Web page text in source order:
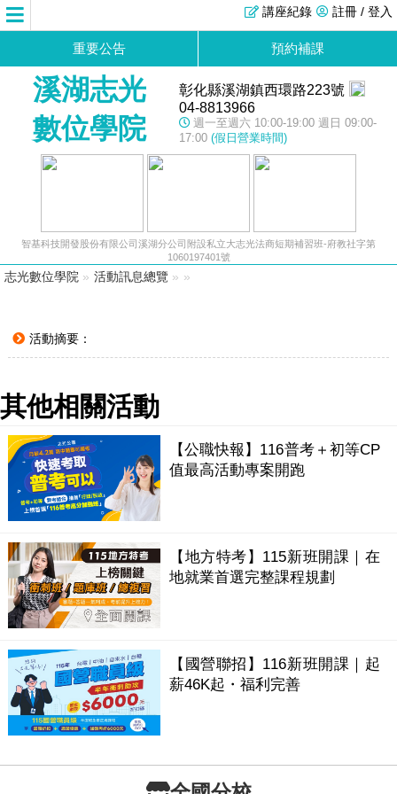
註冊 / 登入
講座紀錄
重要公告 預約補課
溪湖志光
數位學院
彰化縣溪湖鎮西環路223號
04-8813966
週一至週六 10:00-19:00 週日 09:00-
17:00 (假日營業時間)
智基科技開發股份有限公司溪湖分公司附設私立大志光法商短期補習班-府教社字第
1060197401號
志光數位學院 » 活動訊息總覽 » »
活動摘要：
其他相關活動
【公職快報】116普考＋初等CP
值最高活動專案開跑
【地方特考】115新班開課｜在
地就業首選完整課程規劃
【國營聯招】116新班開課｜起
薪46K起・福利完善